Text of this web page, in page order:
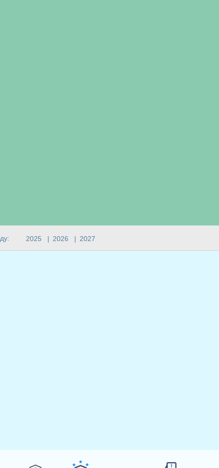
2025 | 2026 | 2027